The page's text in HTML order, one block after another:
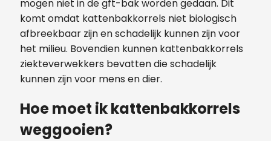
mogen niet in de gft-bak worden gedaan. Dit
komt omdat kattenbakkorrels niet biologisch
afbreekbaar zijn en schadelijk kunnen zijn voor
het milieu. Bovendien kunnen kattenbakkorrels
ziekteverwekkers bevatten die schadelijk
kunnen zijn voor mens en dier.
Hoe moet ik kattenbakkorrels
weggooien?